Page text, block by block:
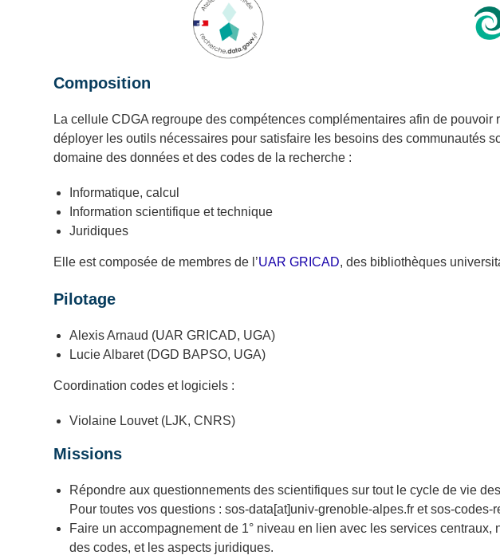
Composition
La cellule CDGA regroupe des compétences complémentaires afin de
déployer les outils nécessaires pour satisfaire les besoins des communautés
domaine des données et des codes de la recherche :
Informatique, calcul
Information scientifique et technique
Juridiques
Elle est composée de membres de l’UAR GRICAD, des bibliothèques
Pilotage
Alexis Arnaud (UAR GRICAD, UGA)
Lucie Albaret (DGD BAPSO, UGA)
Coordination codes et logiciels :
Violaine Louvet (LJK, CNRS)
Missions
Répondre aux questionnements des scientifiques sur tout le cycle de vie
Pour toutes vos questions : sos-data[at]univ-grenoble-alpes.fr et sos-
Faire un accompagnement de 1° niveau en lien avec les services
des codes, et les aspects juridiques.